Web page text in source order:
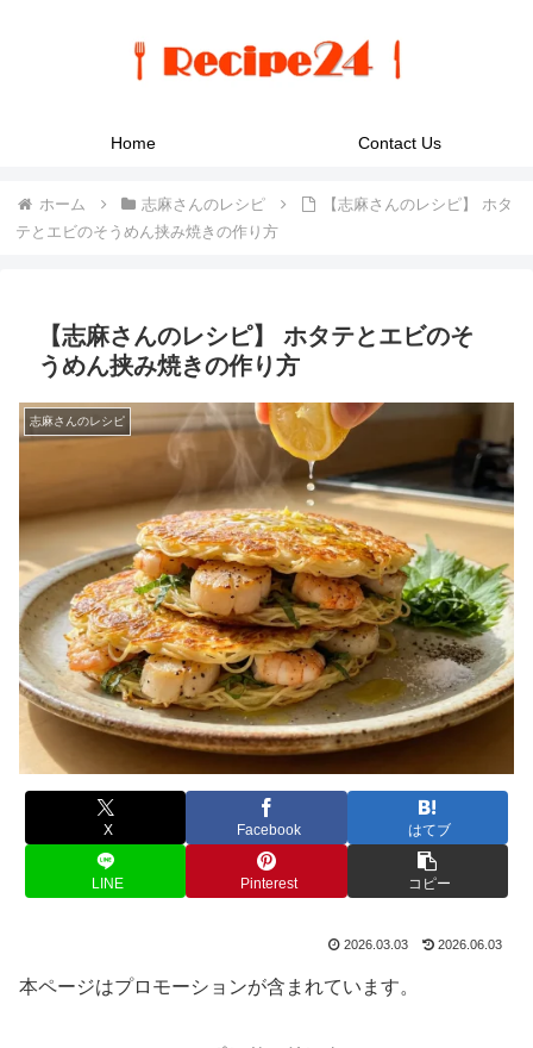
Home Contact Us
ホーム 志麻さんのレシピ
【志麻さんのレシピ】 ホタ
テとエビのそうめん挟み焼きの作り方
【志麻さんのレシピ】 ホタテとエビのそ
うめん挟み焼きの作り方
志麻さんのレシピ
X Facebook はてブ
LINE Pinterest コピー
2026.03.03 2026.06.03
本ページはプロモーションが含まれています。